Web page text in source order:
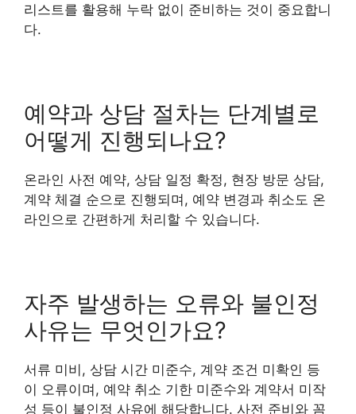
리스트를 활용해 누락 없이 준비하는 것이 중요합니
다.
예약과 상담 절차는 단계별로
어떻게 진행되나요?
온라인 사전 예약, 상담 일정 확정, 현장 방문 상담,
계약 체결 순으로 진행되며, 예약 변경과 취소도 온
라인으로 간편하게 처리할 수 있습니다.
자주 발생하는 오류와 불인정
사유는 무엇인가요?
서류 미비, 상담 시간 미준수, 계약 조건 미확인 등
이 오류이며, 예약 취소 기한 미준수와 계약서 미작
성 등이 불인정 사유에 해당합니다. 사전 준비와 꼼